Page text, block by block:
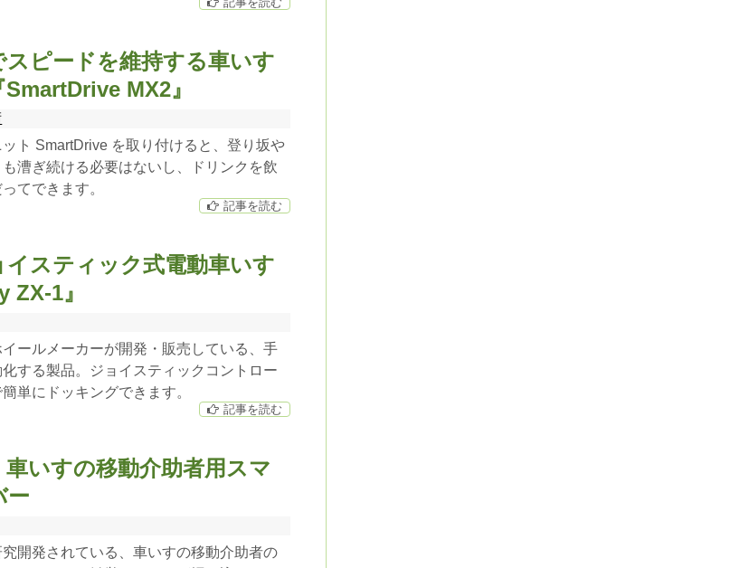
ピードを維持する車いす
MX2』
ト SmartDrive を取り付けると、登り坂や
漕ぎ続ける必要はないし、ドリンクを飲
てできます。
記事を読む
スティック式電動車いす
ZX-1』
ールメーカーが開発・販売している、手
する製品。ジョイスティックコントロー
単にドッキングできます。
記事を読む
いすの移動介助者用スマ
ー
開発されている、車いすの移動介助者の